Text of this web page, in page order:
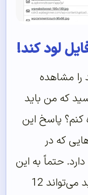
لود کند!
را مشاهده
که من باید
کنم؟ پاسخ این
که در
حتماً به این
نکته توجه داشته باشید که یک افزونه بد می‌تواند 12